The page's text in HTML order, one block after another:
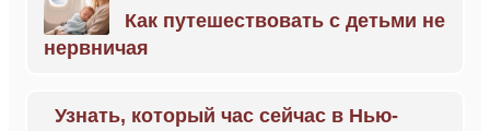
Как путешествовать с детьми не
нервничая
Узнать, который час сейчас в Нью-